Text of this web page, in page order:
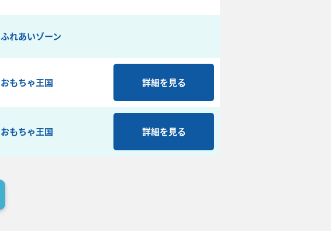
ふれあいゾーン
おもちゃ王国 詳細を見る
おもちゃ王国 詳細を見る